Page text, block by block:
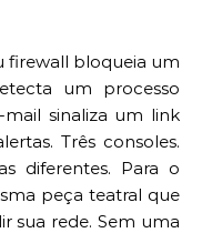
firewall bloqueia um
um processo
mail sinaliza um link
Três consoles.
diferentes. Para o
peça teatral que
sua rede. Sem uma